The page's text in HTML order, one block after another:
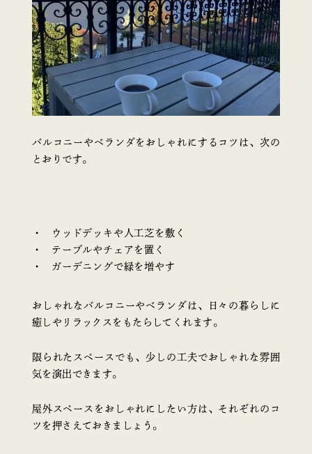
バルコニーやベランダをおしゃれにするコツは、次の
とおりです。
ウッドデッキや人工芝を敷く
テーブルやチェアを置く
ガーデニングで緑を増やす
おしゃれなバルコニーやベランダは、日々の暮らしに
癒しやリラックスをもたらしてくれます。
限られたスペースでも、少しの工夫でおしゃれな雰囲
気を演出できます。
屋外スペースをおしゃれにしたい方は、それぞれのコ
ツを押さえておきましょう。